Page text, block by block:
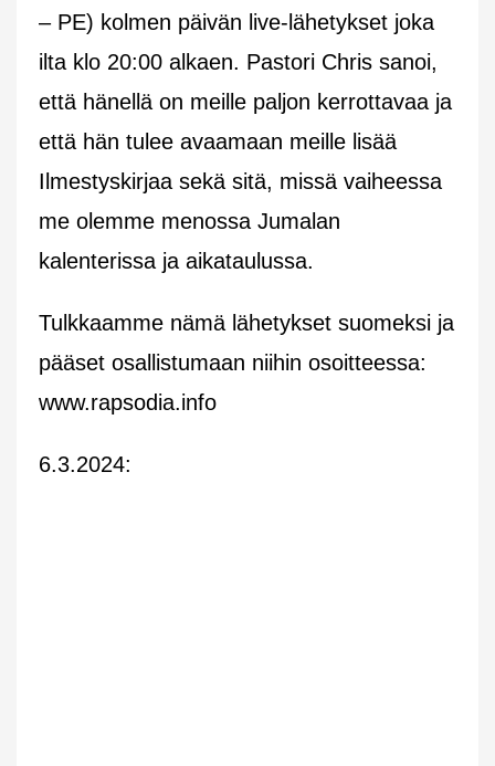
– PE) kolmen päivän live-lähetykset joka
ilta klo 20:00 alkaen. Pastori Chris sanoi,
että hänellä on meille paljon kerrottavaa ja
että hän tulee avaamaan meille lisää
Ilmestyskirjaa sekä sitä, missä vaiheessa
me olemme menossa Jumalan
kalenterissa ja aikataulussa.
Tulkkaamme nämä lähetykset suomeksi ja
pääset osallistumaan niihin osoitteessa:
www.rapsodia.info
6.3.2024: